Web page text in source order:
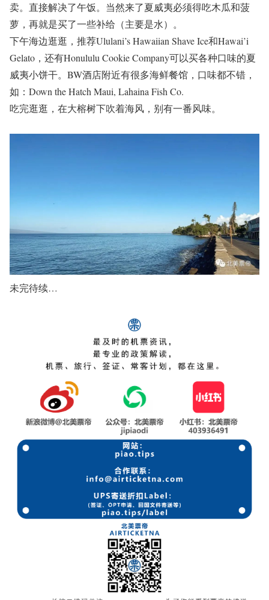
卖。 直接解决了午饭。 当然来了夏威夷必须得吃木瓜和菠
萝，再就是买了一些补给（主要是水）。
下午海边逛逛，推荐Ululani’s Hawaiian Shave Ice和Hawai’i
Gelato，还有Honululu Cookie Company可以买各种口味的夏
威夷小饼干。 BW酒店附近有很多海鲜餐馆，口味都不错，
如： Down the Hatch Maui, Lahaina Fish Co.
吃完逛逛，在大榕树下吹着海风，别有一番风味。
未完待续…